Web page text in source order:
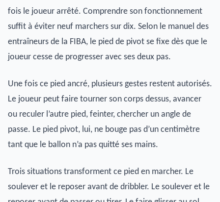
fois le joueur arrêté. Comprendre son fonctionnement
suffit à éviter neuf marchers sur dix. Selon le manuel des
entraîneurs de la FIBA, le pied de pivot se fixe dès que le
joueur cesse de progresser avec ses deux pas.
Une fois ce pied ancré, plusieurs gestes restent autorisés.
Le joueur peut faire tourner son corps dessus, avancer
ou reculer l’autre pied, feinter, chercher un angle de
passe. Le pied pivot, lui, ne bouge pas d’un centimètre
tant que le ballon n’a pas quitté ses mains.
Trois situations transforment ce pied en marcher. Le
soulever et le reposer avant de dribbler. Le soulever et le